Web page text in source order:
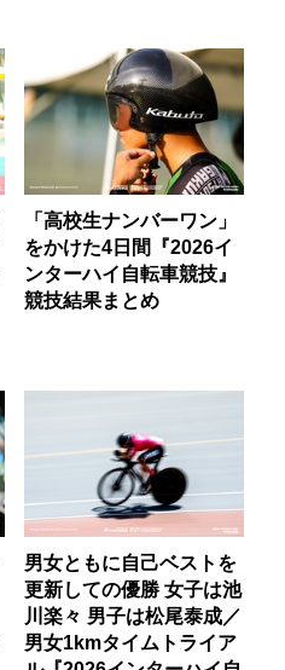
「高校生ナンバーワン」
をかけた4日間『2026イ
ンターハイ自転車競技』
競技結果まとめ
男女ともに自己ベストを
更新しての優勝 女子は池
川楽々 男子は松尾泰成／
男女1kmタイムトライア